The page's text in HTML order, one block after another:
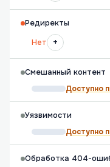
Редиректы
Нет
+
Смешанный контент
Доступно
Уязвимости
Доступно
Обработка 404-